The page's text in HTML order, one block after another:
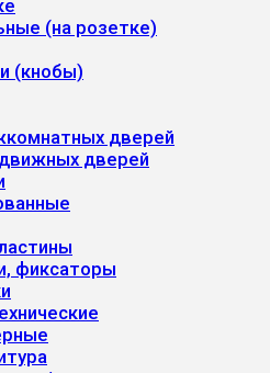
(на розетке)
(кнобы)
дверей
дверей
фиксаторы